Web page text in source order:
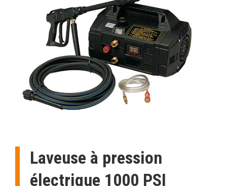
Laveuse à pression
électrique 1000 PSI